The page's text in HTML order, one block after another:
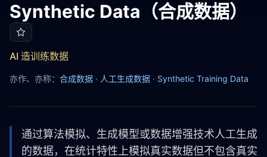
Synthetic Data（合成数据）
Synthetic Data
AI 造训练数据
亦作、亦称： 合成数据 · 人工生成数据 · Synthetic Training Data
通过算法模拟、生成模型或数据增强技术人工生成
的数据，在统计特性上模拟真实数据但不包含真实